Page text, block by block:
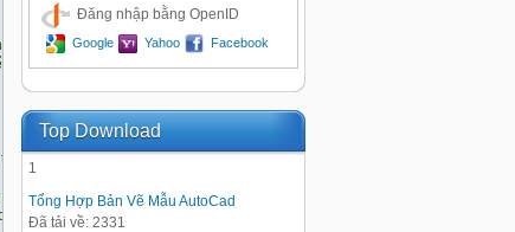
Đăng nhập bằng OpenID
Google Yahoo Facebook
Top Download
1
Tổng Hợp Bản Vẽ Mẫu AutoCad
Đã tải về: 2331